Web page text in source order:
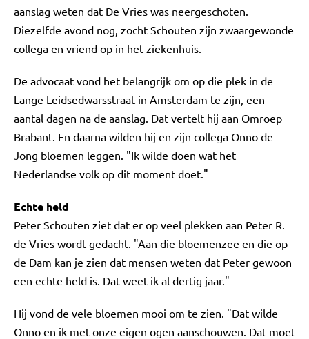
aanslag weten dat De Vries was neergeschoten.
Diezelfde avond nog, zocht Schouten zijn zwaargewonde
collega en vriend op in het ziekenhuis.
De advocaat vond het belangrijk om op die plek in de
Lange Leidsedwarsstraat in Amsterdam te zijn, een
aantal dagen na de aanslag. Dat vertelt hij aan Omroep
Brabant. En daarna wilden hij en zijn collega Onno de
Jong bloemen leggen. "Ik wilde doen wat het
Nederlandse volk op dit moment doet."
Echte held
Peter Schouten ziet dat er op veel plekken aan Peter R.
de Vries wordt gedacht. "Aan die bloemenzee en die op
de Dam kan je zien dat mensen weten dat Peter gewoon
een echte held is. Dat weet ik al dertig jaar."
Hij vond de vele bloemen mooi om te zien. "Dat wilde
Onno en ik met onze eigen ogen aanschouwen. Dat moet